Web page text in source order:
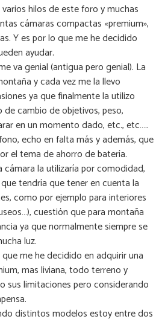
hilos de este foro y muchas
cámaras compactas «premium»,
Y es por lo que me he decidido
ayudar.
va genial (antigua pero genial). La
y cada vez me la llevo
ya que finalmente la utilizo
cambio de objetivos, peso,
en un momento dado, etc., etc…..
echo en falta más y además, que
el tema de ahorro de batería.
cámara la utilizaría por comodidad,
tendría que tener en cuenta la
como por ejemplo para interiores
cuestión que para montaña
ya que normalmente siempre se
luz.
me he decidido en adquirir una
mas liviana, todo terreno y
sus limitaciones pero considerando
distintos modelos estoy entre dos